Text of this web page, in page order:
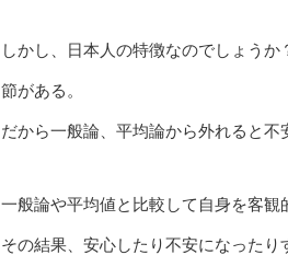
しかし、日本人の特徴なのでしょう
節がある。
だから一般論、平均論から外れると不
一般論や平均値と比較して自身を客観
その結果、安心したり不安になったり